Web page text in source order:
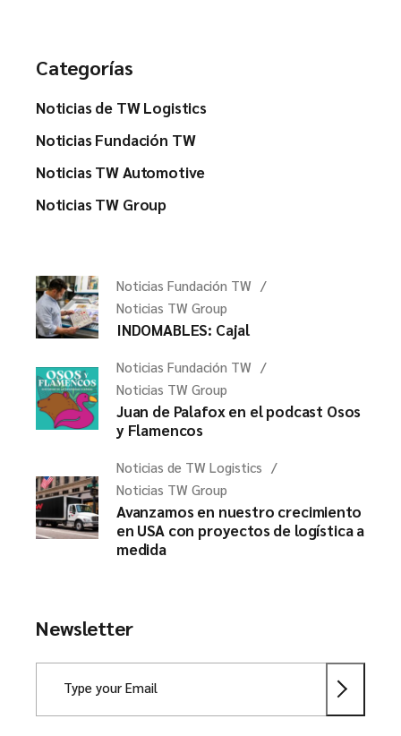
Categorías
Noticias de TW Logistics
Noticias Fundación TW
Noticias TW Automotive
Noticias TW Group
Noticias Fundación TW
Noticias TW Group
INDOMABLES: Cajal
Noticias Fundación TW
Noticias TW Group
Juan de Palafox en el podcast Osos
y Flamencos
Noticias de TW Logistics
Noticias TW Group
Avanzamos en nuestro crecimiento
en USA con proyectos de logística a
medida
Newsletter